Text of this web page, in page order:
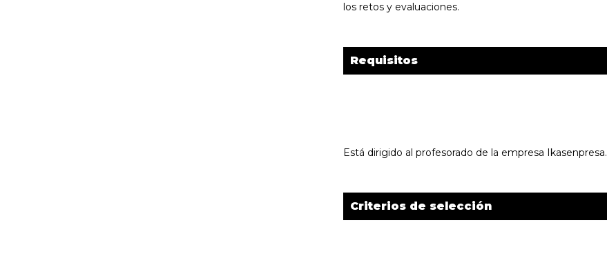
los retos y evaluaciones.
Requisitos
Está dirigido al profesorado de la empresa Ikasenpresa.
Criterios de selección